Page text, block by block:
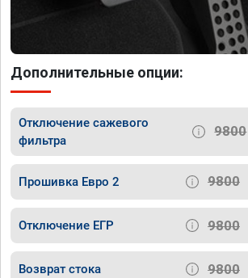
Дополнительные опции:
Отключение сажевого
фильтра
9800
Прошивка Евро 2 9800
Отключение ЕГР 9800
Возврат стока 9800